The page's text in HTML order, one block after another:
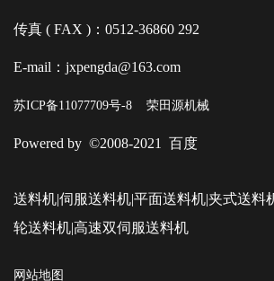
传真 ( FAX )：0512-36860 292
E-mail：jxpengda@163.com
苏ICP备11077709号-8 荣田源机械
Powered by ©2008-2021 百度
送料机|伺服送料机|平面送料机|夹式送料
轮送料机|高速双伺服送料机
网站地图